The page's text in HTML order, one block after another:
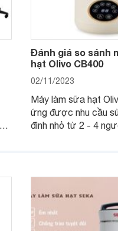
Đánh giá so sánh
hạt Olivo CB400
02/11/2023
Máy làm sữa hạt
ứng được nhu cầu
đình nhỏ từ 2 - 4